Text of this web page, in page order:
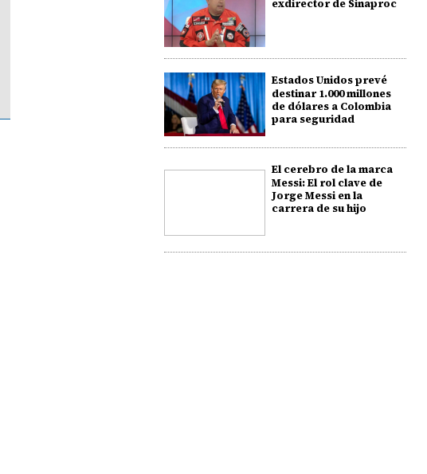
exdirector de Sinaproc
Estados Unidos prevé
destinar 1.000 millones
de dólares a Colombia
para seguridad
El cerebro de la marca
Messi: El rol clave de
Jorge Messi en la
carrera de su hijo